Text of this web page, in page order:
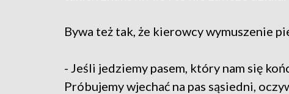
Bywa też tak, że kierowcy wymuszenie
- Jeśli jedziemy pasem, który nam się
Próbujemy wjechać na pas sąsiedni,